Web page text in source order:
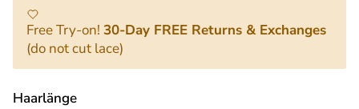
Free Try-on! 30-Day FREE Returns & Exchanges
(do not cut lace)
Haarlänge